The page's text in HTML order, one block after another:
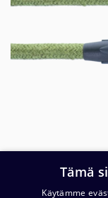
Tämä
Käytämme